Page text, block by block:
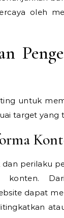
oleh
untuk
target yang
dan perilaku
konten.
dapat